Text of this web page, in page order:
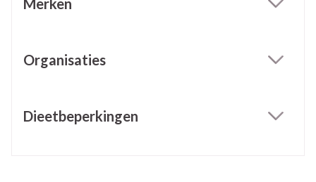
Merken
Organisaties
Dieetbeperkingen